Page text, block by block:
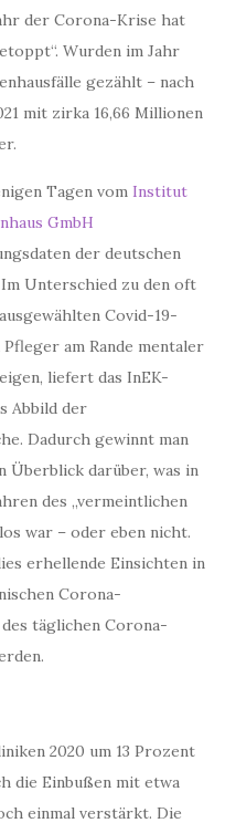
der Corona-Krise hat
Wurden im Jahr
gezählt – nach
mit zirka 16,66 Millionen
Tagen vom Institut
GmbH
der deutschen
Unterschied zu den oft
Covid-19-
am Rande mentaler
liefert das InEK-
Abbild der
Dadurch gewinnt man
Überblick darüber, was in
des „vermeintlichen
war – oder eben nicht.
erhellende Einsichten in
Corona-
täglichen Corona-
2020 um 13 Prozent
die Einbußen mit etwa
einmal verstärkt. Die